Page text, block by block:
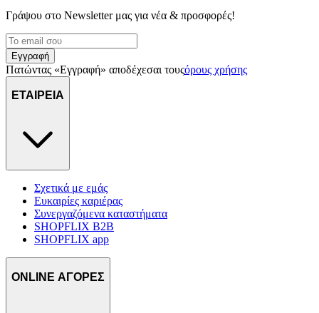
Γράψου στο Νewsletter μας για νέα & προσφορές!
Εγγραφή
Πατώντας «Εγγραφή» αποδέχεσαι τουςόρους χρήσης
ΕΤΑΙΡΕΙΑ
Σχετικά με εμάς
Ευκαιρίες καριέρας
Συνεργαζόμενα καταστήματα
SHOPFLIX B2B
SHOPFLIX app
ONLINE ΑΓΟΡΕΣ